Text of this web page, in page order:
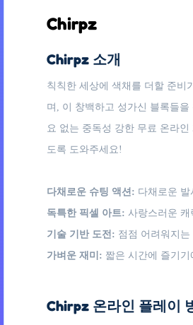
Chirpz
Chirpz 소개
칙칙한 세상에 색채를 더할 준비
며, 이 창백하고 성가신 블록들
요 없는 중독성 강한 무료 온라
도록 도와주세요!
다채로운 슈팅 액션: 다채로운
독특한 픽셀 아트: 사랑스러운
기술 기반 도전: 점점 어려워지
가벼운 재미: 짧은 시간에 즐기
Chirpz 온라인 플레이